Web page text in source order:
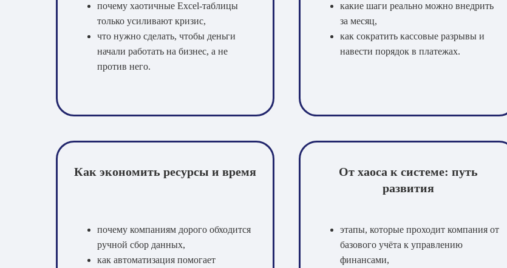
почему хаотичные Excel-таблицы
только усиливают кризис,
что нужно сделать, чтобы деньги
начали работать на бизнес, а не
против него.
какие шаги реально можно внедрить
за месяц,
как сократить кассовые разрывы и
навести порядок в платежах.
Как экономить ресурсы и время
почему компаниям дорого обходится
ручной сбор данных,
как автоматизация помогает
От хаоса к системе: путь
развития
этапы, которые проходит компания от
базового учёта к управлению
финансами,
150
Численность
20
Число